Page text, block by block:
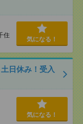
住
気になる！
日休み！受入
気になる！